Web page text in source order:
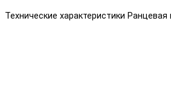
Технические характеристики